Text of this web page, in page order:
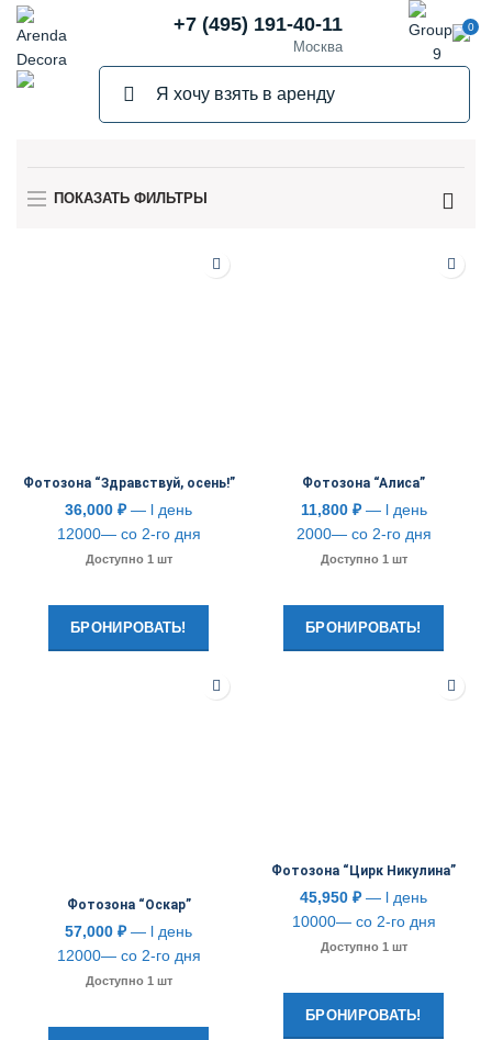
+7 (495) 191-40-11
Москва
0
ПОКАЗАТЬ ФИЛЬТРЫ
Фотозона “Здравствуй, осень!”
36,000 ₽— l день
12000— со 2-го дня
Доступно 1 шт
БРОНИРОВАТЬ!
Фотозона “Алиса”
11,800 ₽— l день
2000— со 2-го дня
Доступно 1 шт
БРОНИРОВАТЬ!
Фотозона “Оскар”
57,000 ₽— l день
12000— со 2-го дня
Доступно 1 шт
Фотозона “Цирк Никулина”
45,950 ₽— l день
10000— со 2-го дня
Доступно 1 шт
БРОНИРОВАТЬ!